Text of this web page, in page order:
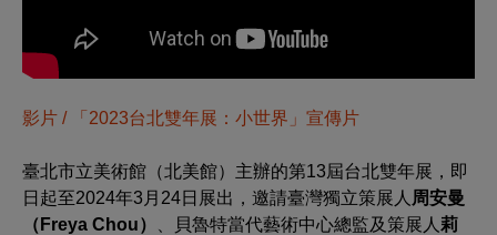
影片 / 「2023台北雙年展：小世界」宣傳片
臺北市立美術館（北美館）主辦的第13屆台北雙年展，即
日起至2024年3月24日展出，邀請臺灣獨立策展人 周安曼
（ Freya Chou） 、貝魯特當代藝術中心總監及策展人 莉